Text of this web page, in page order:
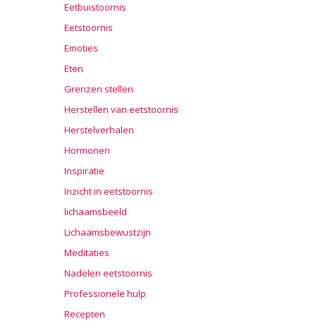
Eetbuistoornis
Eetstoornis
Emoties
Eten
Grenzen stellen
Herstellen van eetstoornis
Herstelverhalen
Hormonen
Inspiratie
Inzicht in eetstoornis
lichaamsbeeld
Lichaamsbewustzijn
Meditaties
Nadelen eetstoornis
Professionele hulp
Recepten